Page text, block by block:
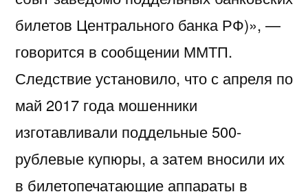
билетов Центрального банка РФ)», —
говорится в сообщении ММТП.
Следствие установило, что с апреля по
май 2017 года мошенники
изготавливали поддельные 500-
рублевые купюры, а затем вносили их
в билетопечатающие аппараты в